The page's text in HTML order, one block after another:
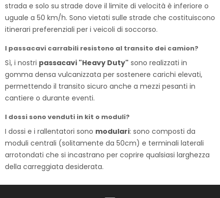
strada e solo su strade dove il limite di velocità è inferiore o
uguale a 50 km/h. Sono vietati sulle strade che costituiscono
itinerari preferenziali per i veicoli di soccorso.
I passacavi carrabili resistono al transito dei camion?
Sì, i nostri passacavi "Heavy Duty" sono realizzati in
gomma densa vulcanizzata per sostenere carichi elevati,
permettendo il transito sicuro anche a mezzi pesanti in
cantiere o durante eventi.
I dossi sono venduti in kit o moduli?
I dossi e i rallentatori sono modulari: sono composti da
moduli centrali (solitamente da 50cm) e terminali laterali
arrotondati che si incastrano per coprire qualsiasi larghezza
della carreggiata desiderata.